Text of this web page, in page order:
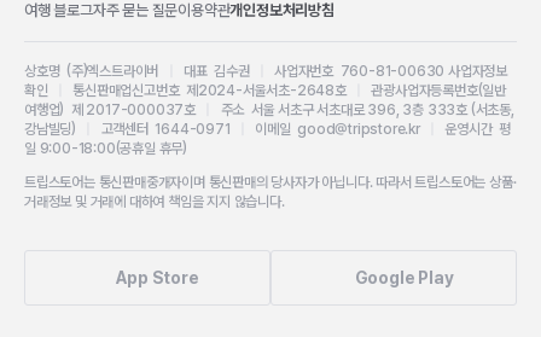
여행 블로그자주 묻는 질문이용약관개인정보처리방침
상호명 (주)엑스트라이버 대표 김수권 |사업자번호 760-81-00630 사업자정보
확인
통신판매업신고번호 제2024-서울서초-2648호|관광사업자등록번호(일반
여행업) 제 2017-000037호
주소 서울 서초구 서초대로 396, 3층 333호 (서초동,
강남빌딩)
고객센터 1644-0971 이메일 good@tripstore.kr| 운영시간 평
일 9:00-18:00(공휴일 휴무)
트립스토어는 통신판매중개자이며 통신판매의 당사자가 아닙니다. 따라서 트립스토어는 상품·
거래정보 및 거래에 대하여 책임을 지지 않습니다.
App Store Google Play